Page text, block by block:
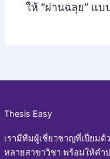
ให้ “ผ่านฉลุย” แบ
Thesis Easy
เรามีทีมผู้เชี่ยวชาญที่เปี่ยม
หลายสาขาวิชา พร้อมให้ค